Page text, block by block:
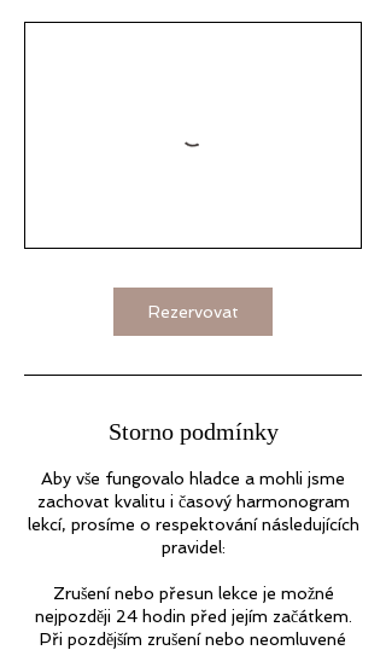
Rezervovat
Storno podmínky
Aby vše fungovalo hladce a mohli jsme
zachovat kvalitu i časový harmonogram
lekcí, prosíme o respektování následujících
pravidel:
Zrušení nebo přesun lekce je možné
nejpozději 24 hodin před jejím začátkem.
Při pozdějším zrušení nebo neomluvené